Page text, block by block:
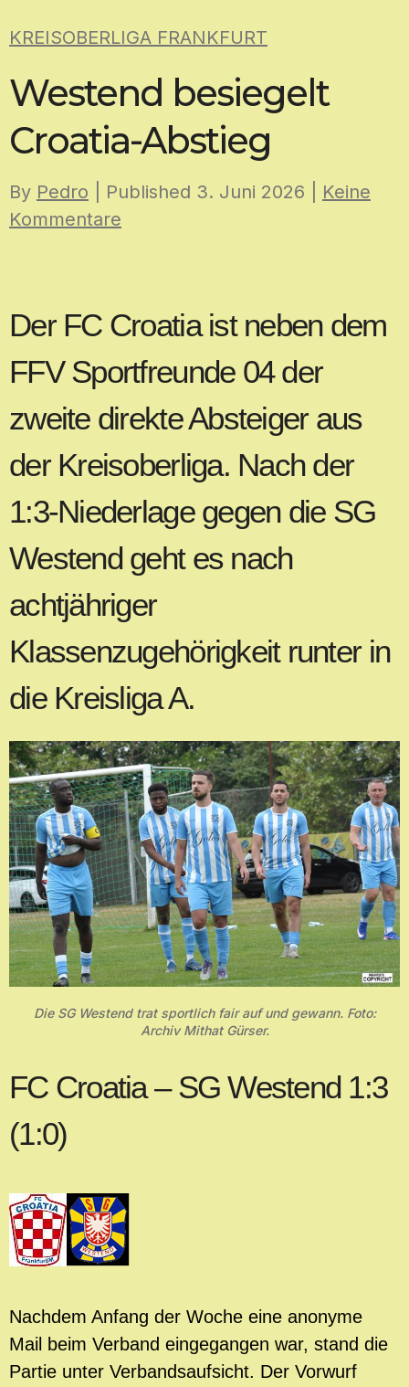
toKREISOBERLIGA FRANKFURT
Westend besiegelt
Croatia-Abstieg
By Pedro | Published 3. Juni 2026
Keine
Kommentare
Der FC Croatia ist neben dem
FFV Sportfreunde 04 der
zweite direkte Absteiger aus
der Kreisoberliga. Nach der
1:3-Niederlage gegen die SG
Westend geht es nach
achtjähriger
Klassenzugehörigkeit runter in
die Kreisliga A.
Die SG Westend trat sportlich fair auf und gewann. Foto:
Archiv Mithat Gürser.
FC Croatia – SG Westend 1:3
(1:0)
Nachdem Anfang der Woche eine anonyme
Mail beim Verband eingegangen war, stand die
Partie unter Verbandsaufsicht. Der Vorwurf